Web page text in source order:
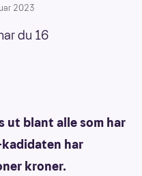
2023
du 16
ut blant alle som har
har
kroner.